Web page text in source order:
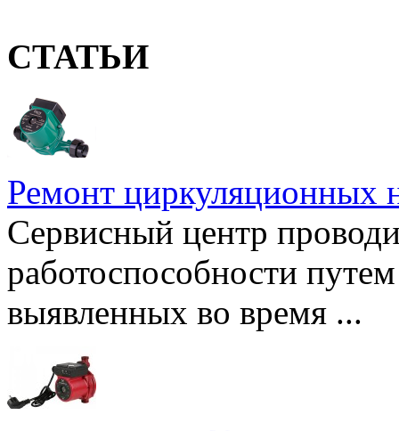
СТАТЬИ
Ремонт циркуляционных
Сервисный центр
работоспособности
выявленных во время ...